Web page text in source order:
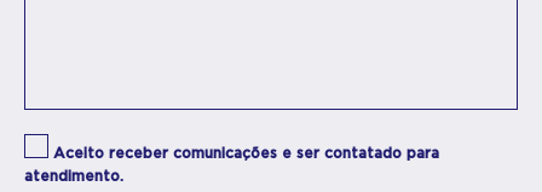
Aceito receber comunicações e ser contatado para
atendimento.